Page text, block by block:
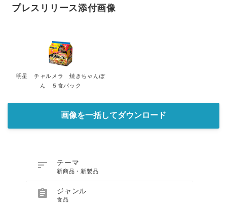
プレスリリース添付画像
明星 チャルメラ 焼きちゃんぽ
ん ５食パック
画像を一括してダウンロード
 テーマ
新商品・新製品
 ジャンル
食品